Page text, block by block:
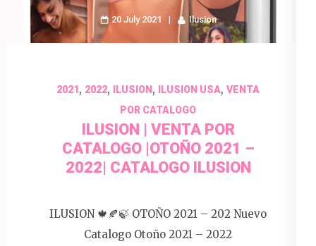
20 July 2021 Ilusion
2021, 2022, ILUSION , ILUSION USA, VENTA
POR CATALOGO
ILUSION | VENTA POR
CATALOGO |OTOÑO 2021 –
2022| CATALOGO ILUSION
ILUSION 🍁🍂🍃 OTOÑO 2021 – 202 Nuevo
Catalogo Otoño 2021 – 2022